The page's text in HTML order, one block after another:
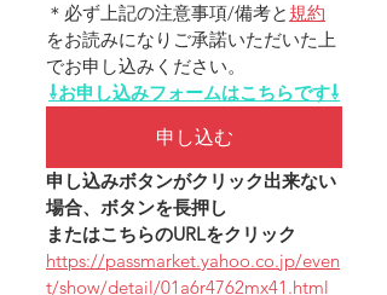
＊必ず上記の注意事項/備考と 規約
をお読みになりご承諾いただいた上
でお申し込みください。
⇩お申し込みフォームはこちらです⇩
申し込む
申し込みボタンがクリック出来ない
場合、ボタンを長押し
またはこちらのURLをクリック
https://passmarket.yahoo.co.jp/even
t/show/detail/01a6r4762mx41.html